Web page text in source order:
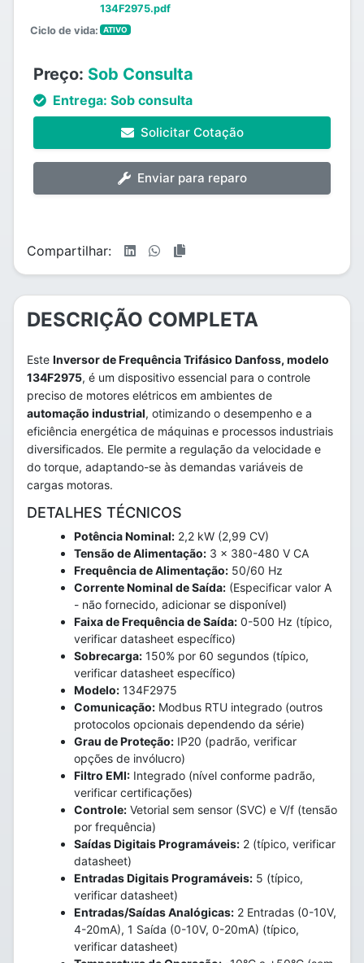
134F2975.pdf
Ciclo de vida:
ATIVO
Preço: Sob Consulta
Entrega: Sob consulta
Solicitar Cotação
Enviar para reparo
Compartilhar:
DESCRIÇÃO COMPLETA
Este Inversor de Frequência Trifásico Danfoss, modelo
134F2975, é um dispositivo essencial para o controle
preciso de motores elétricos em ambientes de
automação industrial, otimizando o desempenho e a
eficiência energética de máquinas e processos industriais
diversificados. Ele permite a regulação da velocidade e
do torque, adaptando-se às demandas variáveis de
cargas motoras.
DETALHES TÉCNICOS
Potência Nominal: 2,2 kW (2,99 CV)
Tensão de Alimentação: 3 x 380-480 V CA
Frequência de Alimentação: 50/60 Hz
Corrente Nominal de Saída: (Especificar valor A
- não fornecido, adicionar se disponível)
Faixa de Frequência de Saída: 0-500 Hz (típico,
verificar datasheet específico)
Sobrecarga: 150% por 60 segundos (típico,
verificar datasheet específico)
Modelo: 134F2975
Comunicação: Modbus RTU integrado (outros
protocolos opcionais dependendo da série)
Grau de Proteção: IP20 (padrão, verificar
opções de invólucro)
Filtro EMI: Integrado (nível conforme padrão,
verificar certificações)
Controle: Vetorial sem sensor (SVC) e V/f (tensão
por frequência)
Saídas Digitais Programáveis: 2 (típico, verificar
datasheet)
Entradas Digitais Programáveis: 5 (típico,
verificar datasheet)
Entradas/Saídas Analógicas: 2 Entradas (0-10V,
4-20mA), 1 Saída (0-10V, 0-20mA) (típico,
verificar datasheet)